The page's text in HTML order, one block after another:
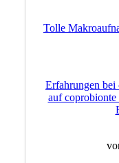
Tolle
Erfahrungen
auf